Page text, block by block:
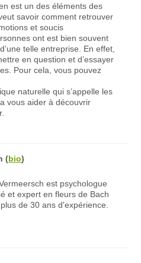
est un des éléments des
savoir comment retrouver
et soucis
ont est bien souvent
telle entreprise. En effet,
en question et d’essayer
Pour cela, vous pouvez
naturelle qui s’appelle les
vous aider à découvrir
(bio)
est psychologue
et expert en fleurs de Bach
de 30 ans d'expérience.